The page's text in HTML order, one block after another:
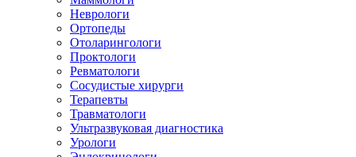
Неврологи
Ортопеды
Отоларингологи
Проктологи
Ревматологи
Сосудистые хирурги
Терапевты
Травматологи
Ультразвуковая диагностика
Урологи